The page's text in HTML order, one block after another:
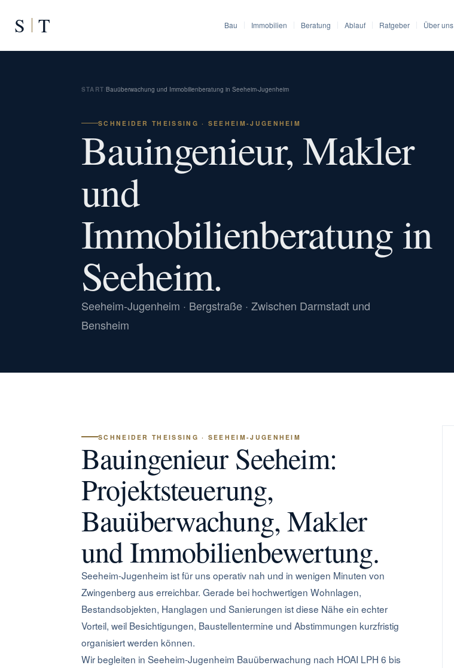
S T Bau Immobilien Beratung Ablauf Ratgeber Über uns
START Bauüberwachung und Immobilienberatung in Seeheim-Jugenheim
SCHNEIDER THEISSING · SEEHEIM-JUGENHEIM
Bauingenieur, Makler
und
Immobilienberatung in
Seeheim.
Seeheim-Jugenheim · Bergstraße · Zwischen Darmstadt und
Bensheim
SCHNEIDER THEISSING · SEEHEIM-JUGENHEIM
Bauingenieur Seeheim:
Projektsteuerung,
Bauüberwachung, Makler
und Immobilienbewertung.
Seeheim-Jugenheim ist für uns operativ nah und in wenigen Minuten von
Zwingenberg aus erreichbar. Gerade bei hochwertigen Wohnlagen,
Bestandsobjekten, Hanglagen und Sanierungen ist diese Nähe ein echter
Vorteil, weil Besichtigungen, Baustellentermine und Abstimmungen kurzfristig
organisiert werden können.
Wir begleiten in Seeheim-Jugenheim Bauüberwachung nach HOAI LPH 6 bis